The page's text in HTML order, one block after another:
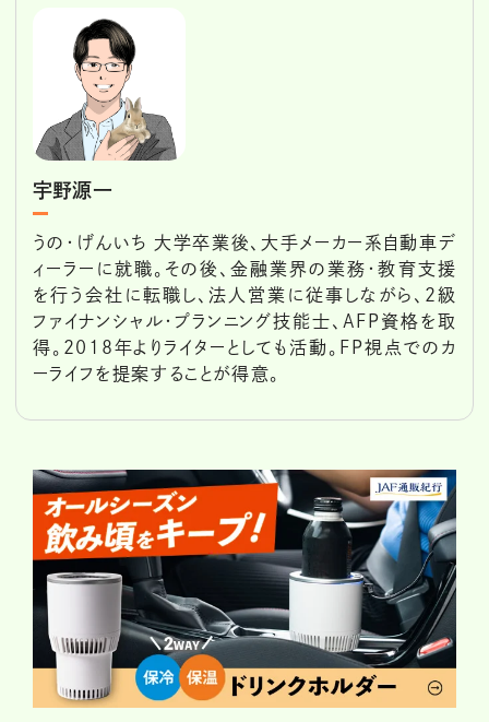
宇野源一
うの・げんいち 大学卒業後、大手メーカー系自動車デ
ィーラーに就職。その後、金融業界の業務・教育支援
を行う会社に転職し、法人営業に従事しながら、2級
ファイナンシャル・プランニング技能士、AFP資格を取
得。2018年よりライターとしても活動。FP視点でのカ
ーライフを提案することが得意。